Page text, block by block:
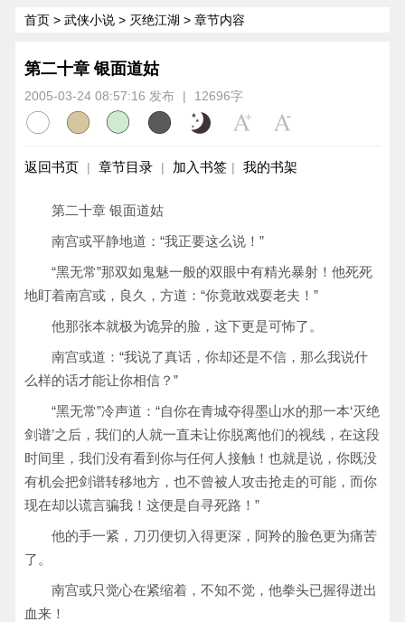
首页 > 武侠小说 > 灭绝江湖 > 章节内容
第二十章 银面道姑
2005-03-24 08:57:16 发布 | 12696字
返回书页 | 章节目录 | 加入书签 | 我的书架
第二十章 银面道姑
南宫或平静地道：“我正要这么说！”
“黑无常”那双如鬼魅一般的双眼中有精光暴射！他死死
地盯着南宫或，良久，方道：“你竟敢戏耍老夫！”
他那张本就极为诡异的脸，这下更是可怖了。
南宫或道：“我说了真话，你却还是不信，那么我说什
么样的话才能让你相信？”
“黑无常”冷声道：“自你在青城夺得墨山水的那一本‘灭绝
剑谱’之后，我们的人就一直未让你脱离他们的视线，在这段
时间里，我们没有看到你与任何人接触！也就是说，你既没
有机会把剑谱转移地方，也不曾被人攻击抢走的可能，而你
现在却以谎言骗我！这便是自寻死路！”
他的手一紧，刀刃便切入得更深，阿羚的脸色更为痛苦
了。
南宫或只觉心在紧缩着，不知不觉，他拳头已握得迸出
血来！